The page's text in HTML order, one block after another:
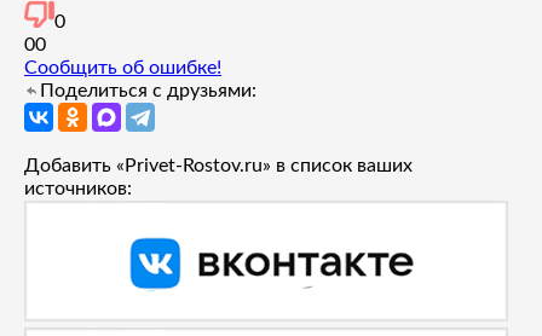
0
00
Сообщить об ошибке!
Поделиться с друзьями:
Добавить «Privet-Rostov.ru» в список ваших
источников: